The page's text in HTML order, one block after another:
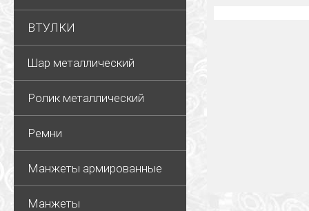
ВТУЛКИ
Шар металлический
Ролик металлический
Ремни
Манжеты армированные
Манжеты